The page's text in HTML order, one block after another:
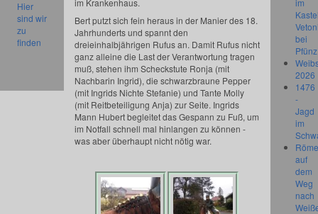
Bert putzt sich fein heraus in der Manier des 18.
Jahrhunderts und spannt den
dreieinhalbjährigen Rufus an. Damit Rufus nicht
ganz alleine die Last der Verantwortung tragen
muß, stehen ihm Scheckstute Ronja (mit
Nachbarin Ingrid), die schwarzbraune Pepper
(mit Ingrids Nichte Stefanie) und Tante Molly
(mit Reitbeteiligung Anja) zur Seite. Ingrids
Mann Hubert begleitet das Gespann zu Fuß, um
im Notfall schnell mal hinlangen zu können -
was aber überhaupt nicht nötig war.
Hier
sind wir
zu
finden
im
bei
Pfünz
2026
1476
-
Jagd
im
auf
dem
Weg
nach